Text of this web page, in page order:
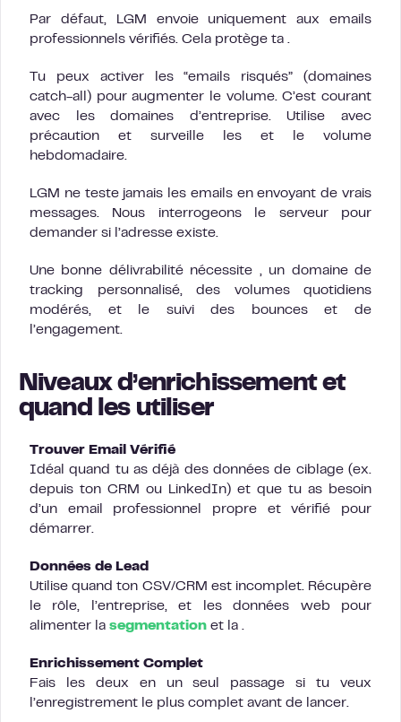
Par défaut, LGM envoie uniquement aux emails
professionnels vérifiés. Cela protège ta .
Tu peux activer les “emails risqués” (domaines
catch-all) pour augmenter le volume. C’est courant
avec les domaines d’entreprise. Utilise avec
précaution et surveille les et le volume
hebdomadaire.
LGM ne teste jamais les emails en envoyant de vrais
messages. Nous interrogeons le serveur pour
demander si l’adresse existe.
Une bonne délivrabilité nécessite , un domaine de
tracking personnalisé, des volumes quotidiens
modérés, et le suivi des bounces et de
l’engagement.
Niveaux d’enrichissement et
quand les utiliser
Trouver Email Vérifié
Idéal quand tu as déjà des données de ciblage (ex.
depuis ton CRM ou LinkedIn) et que tu as besoin
d’un email professionnel propre et vérifié pour
démarrer.
Données de Lead
Utilise quand ton CSV/CRM est incomplet. Récupère
le rôle, l’entreprise, et les données web pour
alimenter la segmentation et la .
Enrichissement Complet
Fais les deux en un seul passage si tu veux
l’enregistrement le plus complet avant de lancer.